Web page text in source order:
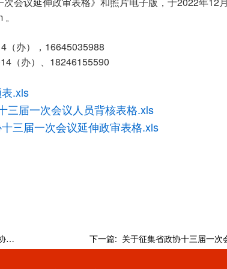
会议延伸政审表格》和照片电子版，于 年 月
。
（办）， 16645035988
（办）、 18246155590
.xls
三届一次会议人员背核表格.xls
三届一次会议延伸政审表格.xls
省政协十三届二次常委会会议专题协商大会发言征稿通知 下一篇: